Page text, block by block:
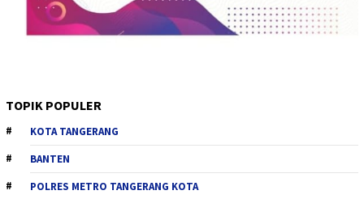
TOPIK POPULER
KOTA TANGERANG
BANTEN
POLRES METRO TANGERANG KOTA